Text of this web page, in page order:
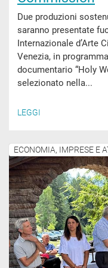
Due produzioni
saranno presentate
Internazionale d’Arte
Venezia, in
documentario “Holy
selezionato nella...
LEGGI